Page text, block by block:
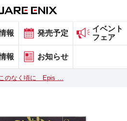
サイトメニュー
報 発売予定
イベント
フェア
報 お知らせ
のなく頃に Epis …